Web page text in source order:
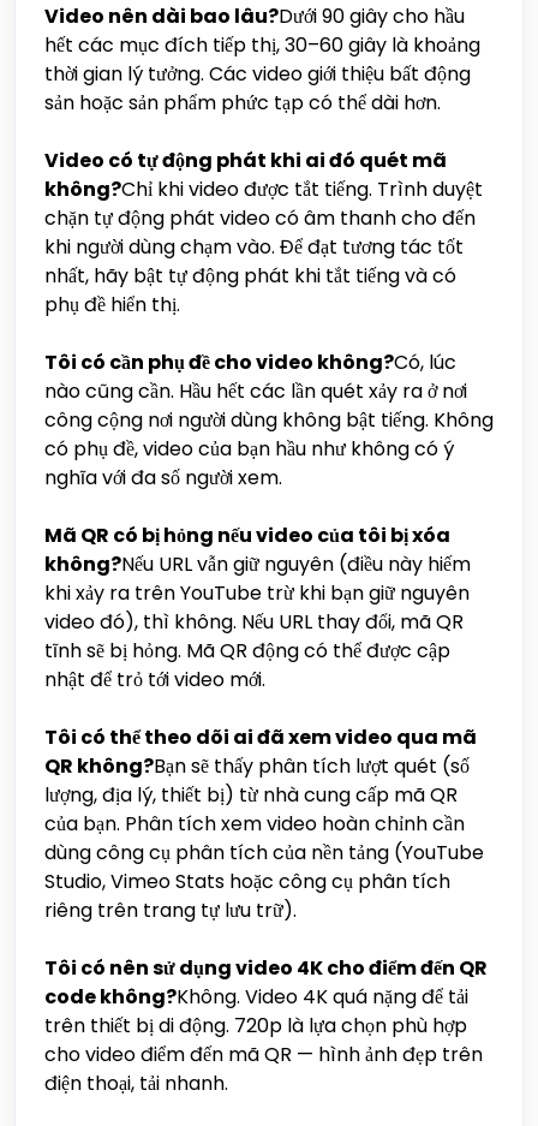
Video nên dài bao lâu?Dưới 90 giây cho hầu
hết các mục đích tiếp thị, 30–60 giây là khoảng
thời gian lý tưởng. Các video giới thiệu bất động
sản hoặc sản phẩm phức tạp có thể dài hơn.
Video có tự động phát khi ai đó quét mã
không?Chỉ khi video được tắt tiếng. Trình duyệt
chặn tự động phát video có âm thanh cho đến
khi người dùng chạm vào. Để đạt tương tác tốt
nhất, hãy bật tự động phát khi tắt tiếng và có
phụ đề hiển thị.
Tôi có cần phụ đề cho video không?Có, lúc
nào cũng cần. Hầu hết các lần quét xảy ra ở nơi
công cộng nơi người dùng không bật tiếng. Không
có phụ đề, video của bạn hầu như không có ý
nghĩa với đa số người xem.
Mã QR có bị hỏng nếu video của tôi bị xóa
không?Nếu URL vẫn giữ nguyên (điều này hiếm
khi xảy ra trên YouTube trừ khi bạn giữ nguyên
video đó), thì không. Nếu URL thay đổi, mã QR
tĩnh sẽ bị hỏng. Mã QR động có thể được cập
nhật để trỏ tới video mới.
Tôi có thể theo dõi ai đã xem video qua mã
QR không?Bạn sẽ thấy phân tích lượt quét (số
lượng, địa lý, thiết bị) từ nhà cung cấp mã QR
của bạn. Phân tích xem video hoàn chỉnh cần
dùng công cụ phân tích của nền tảng (YouTube
Studio, Vimeo Stats hoặc công cụ phân tích
riêng trên trang tự lưu trữ).
Tôi có nên sử dụng video 4K cho điểm đến QR
code không?Không. Video 4K quá nặng để tải
trên thiết bị di động. 720p là lựa chọn phù hợp
cho video điểm đến mã QR — hình ảnh đẹp trên
điện thoại, tải nhanh.